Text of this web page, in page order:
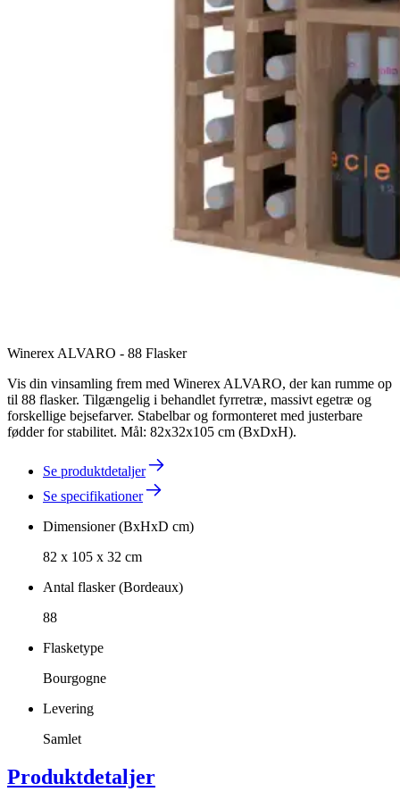
Winerex ALVARO - 88 Flasker
Vis din vinsamling frem med Winerex ALVARO, der kan rumme op
til 88 flasker. Tilgængelig i behandlet fyrretræ, massivt egetræ og
forskellige bejsefarver. Stabelbar og formonteret med justerbare
fødder for stabilitet. Mål: 82x32x105 cm (BxDxH).
Se produktdetaljer
Se specifikationer
Dimensioner (BxHxD cm)
82 x 105 x 32 cm
Antal flasker (Bordeaux)
88
Flasketype
Bourgogne
Levering
Samlet
Produktdetaljer